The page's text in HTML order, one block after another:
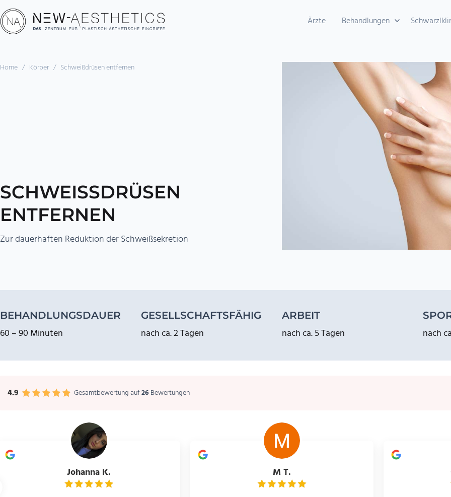
Ärzte Behandlungen
Home / Körper / Schweiß­drüsen entfernen
SCHWEISS­DRÜSEN E
NTFERNEN
Zur dauerhaften Reduktion der Schweißsekretion
BEHANDLUNGSDAUER
60 – 90 Minuten
GESELLSCHAFTSFÄHIG
nach ca. 2 Tagen
ARBEIT
nach ca. 5 Tagen nach
4.9 Gesamtbewertung auf26 Bewertungen
M T. Gabriele M.